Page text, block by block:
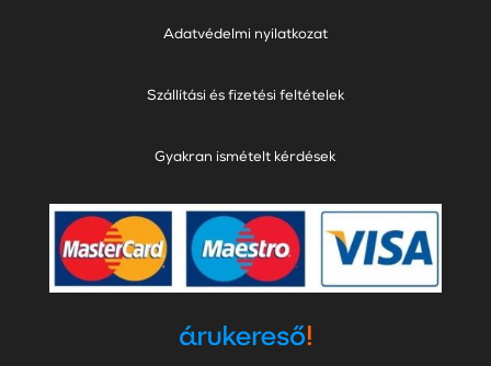
Adatvédelmi nyilatkozat
Szállítási és fizetési feltételek
Gyakran ismételt kérdések